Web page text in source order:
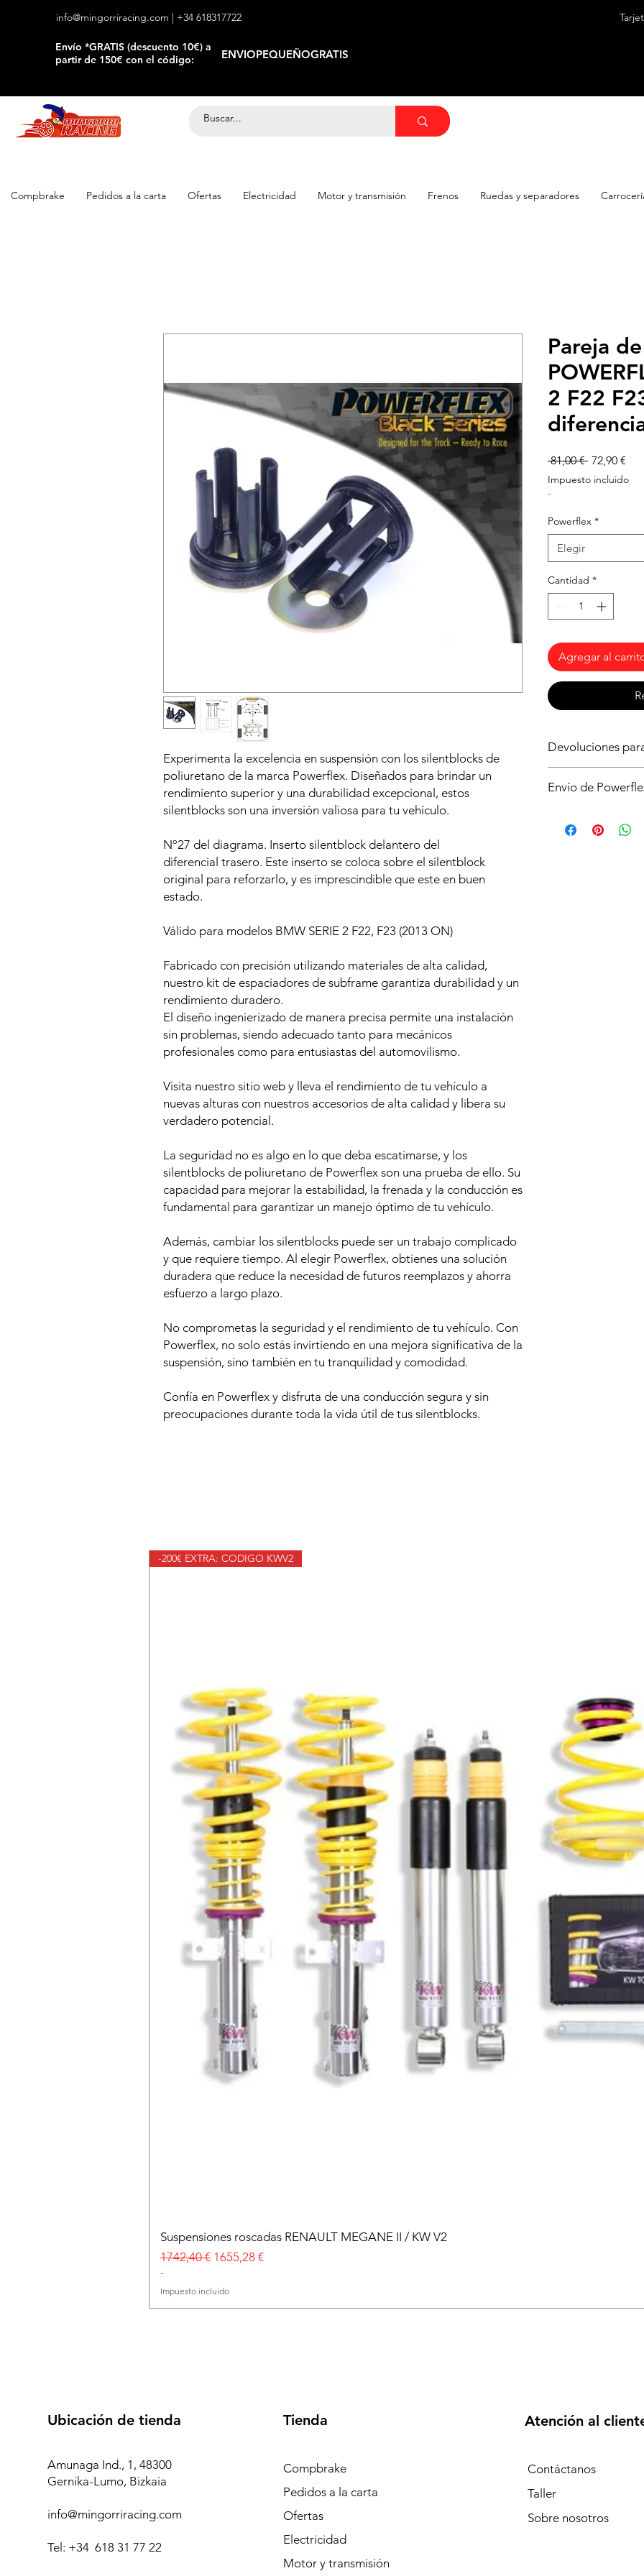
info@mingorriracing.com | +34 618317722
​Envío *GRATIS (descuento 10€) a
partir de 150€ con el código:
ENVIOPEQUEÑOGRATIS
Compbrake Pedidos a la carta Ofertas Electricidad Motor y transmisión Frenos Ruedas y separadores
Experimenta la excelencia en suspensión con los silentblocks de
poliuretano de la marca Powerflex. Diseñados para brindar un
rendimiento superior y una durabilidad excepcional, estos
silentblocks son una inversión valiosa para tu vehículo.
Nº27 del diagrama. Inserto silentblock delantero del
diferencial trasero. Este inserto se coloca sobre el silentblock
original para reforzarlo, y es imprescindible que este en buen
estado.
Válido para modelos BMW SERIE 2 F22, F23 (2013 ON)
Fabricado con precisión utilizando materiales de alta calidad,
nuestro kit de espaciadores de subframe garantiza durabilidad y un
rendimiento duradero.
El diseño ingenierizado de manera precisa permite una instalación
sin problemas, siendo adecuado tanto para mecánicos
profesionales como para entusiastas del automovilismo.
Visita nuestro sitio web y lleva el rendimiento de tu vehículo a
nuevas alturas con nuestros accesorios de alta calidad y libera su
verdadero potencial.
La seguridad no es algo en lo que deba escatimarse, y los
silentblocks de poliuretano de Powerflex son una prueba de ello. Su
capacidad para mejorar la estabilidad, la frenada y la conducción es
fundamental para garantizar un manejo óptimo de tu vehículo.
Además, cambiar los silentblocks puede ser un trabajo complicado
y que requiere tiempo. Al elegir Powerflex, obtienes una solución
duradera que reduce la necesidad de futuros reemplazos y ahorra
esfuerzo a largo plazo.
No comprometas la seguridad y el rendimiento de tu vehículo. Con
Powerflex, no solo estás invirtiendo en una mejora significativa de la
suspensión, sino también en tu tranquilidad y comodidad.
Confía en Powerflex y disfruta de una conducción segura y sin
preocupaciones durante toda la vida útil de tus silentblocks.
Pareja
2 F22
81,00 € Precio
72,90 €
Impuesto incluido
-
Powerflex *
Elegir
Cantidad *
Agregar al
Devoluciones
para tu vehículo, si
condiciones y
Envío de
de powerflex en
-200€ EXTRA: CODIGO KWV2
Suspensiones roscadas RENAULT MEGANE II / KW V2
Precio
1742,40 € Precio de oferta
1655,28 €
-
Impuesto incluido
Ubicación de tienda
Amunaga Ind., 1, 48300
Gernika-Lumo, Bizkaia
info@mingorriracing.com
Tel: +34 618 31 77 22
Tienda
Compbrake
Pedidos a la carta
Ofertas
Electricidad
Motor y transmisión
Atención al
Contáctanos
Taller
Sobrenosotros